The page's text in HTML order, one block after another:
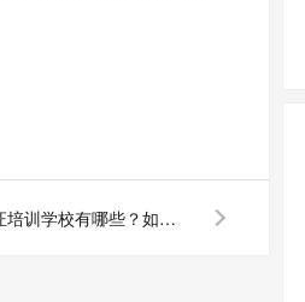
广州无人机驾驶证培训学校有哪些？如何选择靠谱机构？